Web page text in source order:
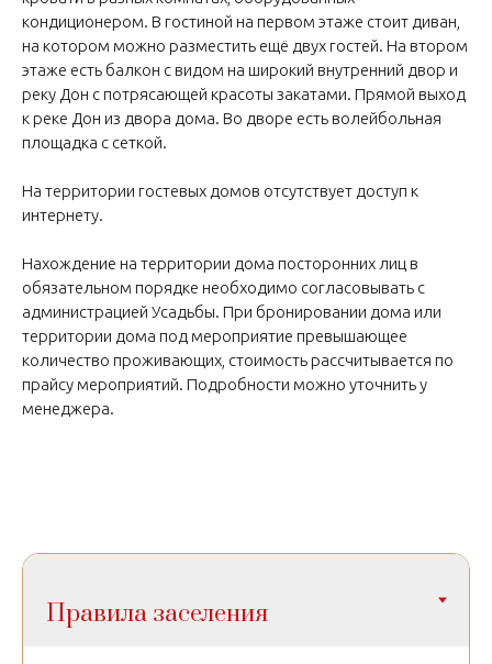
кондиционером. В гостиной на первом этаже стоит диван,
на котором можно разместить ещё двух гостей. На втором
этаже есть балкон с видом на широкий внутренний двор и
реку Дон с потрясающей красоты закатами. Прямой выход
к реке Дон из двора дома. Во дворе есть волейбольная
площадка с сеткой.
На территории гостевых домов отсутствует доступ к
интернету.
Нахождение на территории дома посторонних лиц в
обязательном порядке необходимо согласовывать с
администрацией Усадьбы. При бронировании дома или
территории дома под мероприятие превышающее
количество проживающих, стоимость рассчитывается по
прайсу мероприятий. Подробности можно уточнить у
менеджера.